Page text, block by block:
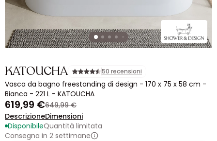
KATOUCHA 50 recensioni
Vasca da bagno freestanding di design - 170 x 75 x 58 cm -
Bianca - 221 L - KATOUCHA
619,99 €649,99 €
DescrizioneDimensioni
DisponibileQuantità limitata
Consegna in 2 settimane